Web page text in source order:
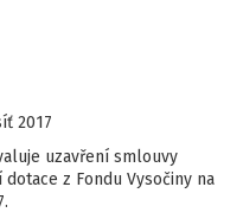
2017
uzavření smlouvy
z Fondu Vysočiny na